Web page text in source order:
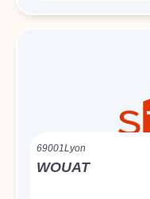
69001Lyon
WOUAT